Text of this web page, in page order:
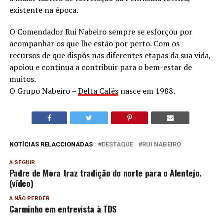
existente na época.
O Comendador Rui Nabeiro sempre se esforçou por
acompanhar os que lhe estão por perto. Com os
recursos de que dispôs nas diferentes etapas da sua vida,
apoiou e continua a contribuir para o bem-estar de
muitos.
O Grupo Nabeiro –Delta Cafésnasce em 1988.
NOTÍCIAS RELACCIONADAS DESTAQUE RUI NABEIRO
A SEGUIR
Padre de Mora traz tradição do norte para o Alentejo.
(vídeo)
A NÃO PERDER
Carminho em entrevista à TDS